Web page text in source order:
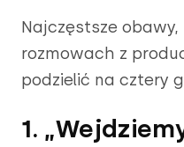
Najczęstsze
rozmowach z
podzielić na cztery
1.